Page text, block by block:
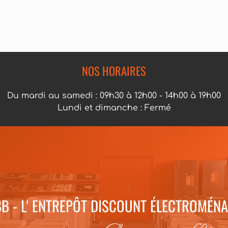
NOS HORAIRES
Du mardi au samedi : 09h30 à 12h00 - 14h00 à 19h00
Lundi et dimanche : Fermé
- L' ENTREPÔT DISCOUNT